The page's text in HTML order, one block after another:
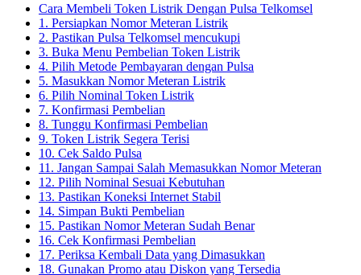
Cara Membeli Token Listrik Dengan Pulsa Telkomsel
1. Persiapkan Nomor Meteran Listrik
2. Pastikan Pulsa Telkomsel mencukupi
3. Buka Menu Pembelian Token Listrik
4. Pilih Metode Pembayaran dengan Pulsa
5. Masukkan Nomor Meteran Listrik
6. Pilih Nominal Token Listrik
7. Konfirmasi Pembelian
8. Tunggu Konfirmasi Pembelian
9. Token Listrik Segera Terisi
10. Cek Saldo Pulsa
11. Jangan Sampai Salah Memasukkan Nomor Meteran
12. Pilih Nominal Sesuai Kebutuhan
13. Pastikan Koneksi Internet Stabil
14. Simpan Bukti Pembelian
15. Pastikan Nomor Meteran Sudah Benar
16. Cek Konfirmasi Pembelian
17. Periksa Kembali Data yang Dimasukkan
18. Gunakan Promo atau Diskon yang Tersedia